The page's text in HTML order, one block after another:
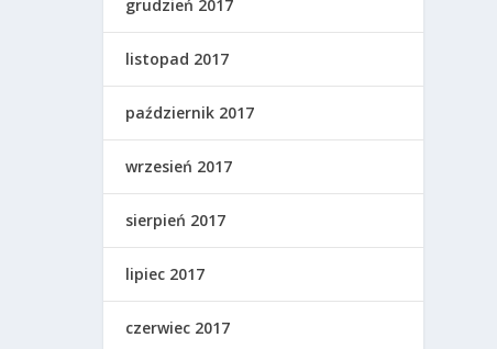
grudzień 2017
listopad 2017
październik 2017
wrzesień 2017
sierpień 2017
lipiec 2017
czerwiec 2017